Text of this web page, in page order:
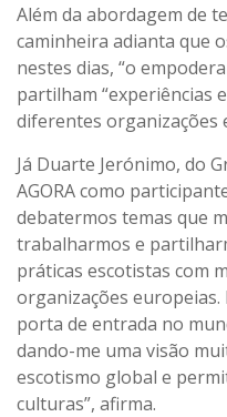
Além da abordagem de
caminheira adianta que
nestes dias, “o
partilham “experiências
diferentes organizações
Já Duarte Jerónimo, do
AGORA como
debatermos temas que
trabalharmos e
práticas escotistas com
organizações europeias.
porta de entrada no
dando-me uma visão
escotismo global e
culturas”, afirma.